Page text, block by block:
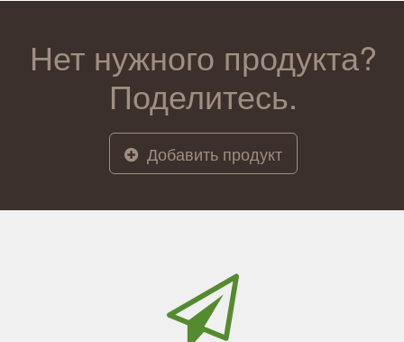
Нет нужного продукта?
Поделитесь.
Добавить продукт